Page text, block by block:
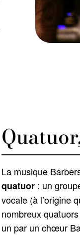
La musique
quatuor : un
vocale (à l’origine
nombreux
un par un chœur